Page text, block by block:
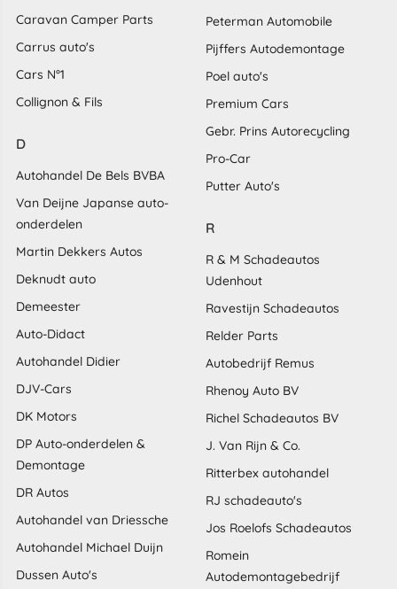
Caravan Camper Parts
Carrus auto's
Cars N°1
Collignon & Fils
D
Autohandel De Bels BVBA
Van Deijne Japanse auto-
onderdelen
Martin Dekkers Autos
Deknudt auto
Demeester
Auto-Didact
Autohandel Didier
DJV-Cars
DK Motors
DP Auto-onderdelen &
Demontage
DR Autos
Autohandel van Driessche
Autohandel Michael Duijn
Dussen Auto's
Peterman Automobile
Pijffers Autodemontage
Poel auto's
Premium Cars
Gebr. Prins Autorecycling
Pro-Car
Putter Auto's
R
R & M Schadeautos
Udenhout
Ravestijn Schadeautos
Relder Parts
Autobedrijf Remus
Rhenoy Auto BV
Richel Schadeautos BV
J. Van Rijn & Co.
Ritterbex autohandel
RJ schadeauto's
Jos Roelofs Schadeautos
Romein
Autodemontagebedrijf